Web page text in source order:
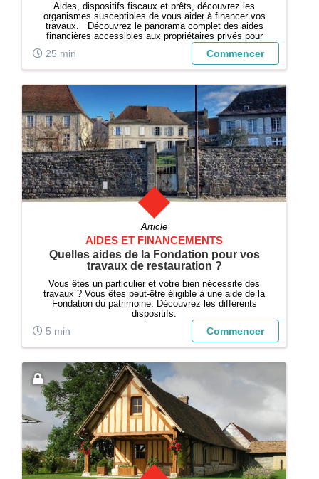
Aides, dispositifs fiscaux et prêts, découvrez les
organismes susceptibles de vous aider à financer vos
travaux. Découvrez le panorama complet des aides
financières accessibles aux propriétaires privés pour
restaurer et valoriser leur patrimoine bâti. Que vous
possédiez une maison ancienne, ...
25 min Commencer
Article
AIDES ET FINANCEMENTS
Quelles aides de la Fondation pour vos
travaux de restauration ?
Vous êtes un particulier et votre bien nécessite des
travaux ? Vous êtes peut-être éligible à une aide de la
Fondation du patrimoine. Découvrez les différents
dispositifs.
5 min Commencer